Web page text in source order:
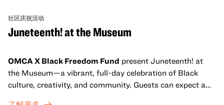
社区庆祝活动
Juneteenth! at the Museum
OMCA X Black Freedom Fund present Juneteenth! at
the Museum—a vibrant, full-day celebration of Black
culture, creativity, and community. Guests can expect a